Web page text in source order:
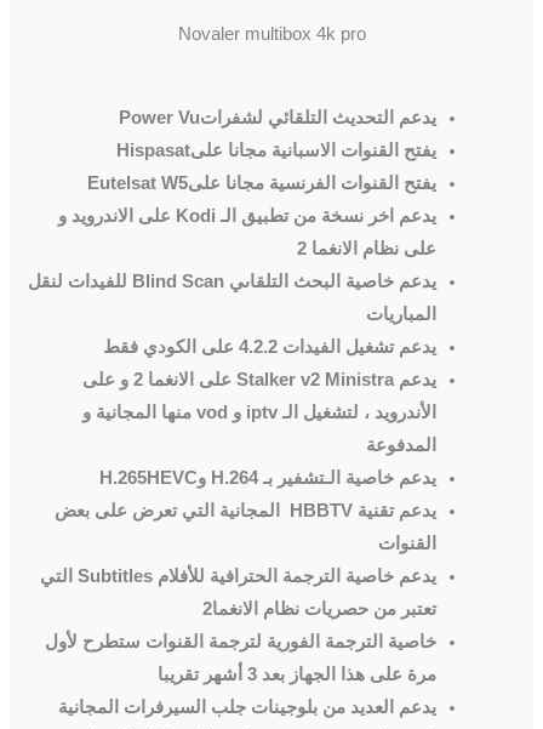
Novaler multibox 4k pro
يدعم التحديث التلقائي لشفراتPower Vu
يفتح القنوات الاسبانية مجانا علىHispasat
يفتح القنوات الفرنسية مجانا علىEutelsat W5
يدعم اخر نسخة من تطبيق الـ Kodi على الاندرويد و
على نظام الانغما 2
يدعم خاصية البحث التلقاىيBlind Scan للفيدات لنقل
المباريات
يدعم تشغيل الفيدات 4.2.2 على الكودي فقط
يدعم Stalker v2 Ministra
على الانغما 2 و على
الأندرويد ، لتشغيل الـ iptvو vodمنها المجانية و
المدفوعة
يدعم خاصية الـتشفير بـH.264 وHEVC
H.265
يدعم تقنية HBBTV
المجانية التي تعرض على بعض
القنوات
يدعم خاصية الترجمة الحترافية للأفلام Subtitles التي
تعتبر من حصريات نظام الانغما2
خاصية الترجمة الفورية لترجمة القنوات ستطرح لأول
مرة على هذا الجهاز بعد 3 أشهر تقريبا
يدعم العديد من بلوجينات جلب السيرفرات المجانية